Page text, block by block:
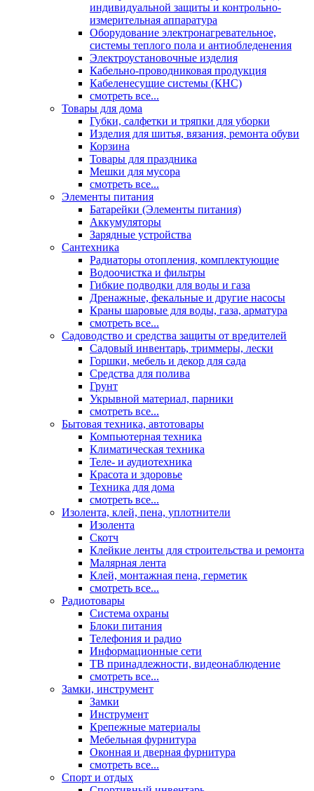
индивидуальной защиты и контрольно-
измерительная аппаратура
Оборудование электронагревательное,
системы теплого пола и антиобледенения
Электроустановочные изделия
Кабельно-проводниковая продукция
Кабеленесущие системы (КНС)
смотреть все...
Товары для дома
Губки, салфетки и тряпки для уборки
Изделия для шитья, вязания, ремонта обуви
Корзина
Товары для праздника
Мешки для мусора
смотреть все...
Элементы питания
Батарейки (Элементы питания)
Аккумуляторы
Зарядные устройства
Сантехника
Радиаторы отопления, комплектующие
Водоочистка и фильтры
Гибкие подводки для воды и газа
Дренажные, фекальные и другие насосы
Краны шаровые для воды, газа, арматура
смотреть все...
Садоводство и средства защиты от вредителей
Садовый инвентарь, триммеры, лески
Горшки, мебель и декор для сада
Средства для полива
Грунт
Укрывной материал, парники
смотреть все...
Бытовая техника, автотовары
Компьютерная техника
Климатическая техника
Теле- и аудиотехника
Красота и здоровье
Техника для дома
смотреть все...
Изолента, клей, пена, уплотнители
Изолента
Скотч
Клейкие ленты для строительства и ремонта
Малярная лента
Клей, монтажная пена, герметик
смотреть все...
Радиотовары
Система охраны
Блоки питания
Телефония и радио
Информационные сети
ТВ принадлежности, видеонаблюдение
смотреть все...
Замки, инструмент
Замки
Инструмент
Крепежные материалы
Мебельная фурнитура
Оконная и дверная фурнитура
смотреть все...
Спорт и отдых